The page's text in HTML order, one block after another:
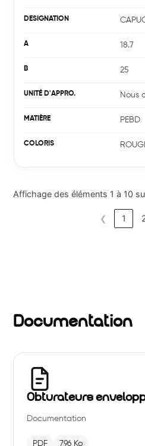
18.7
25
Nous
PEBD
Affichage des éléments 1 à 10
❮ 1
Documentation
Obturateurs
Documentation
PDF 796 Ko